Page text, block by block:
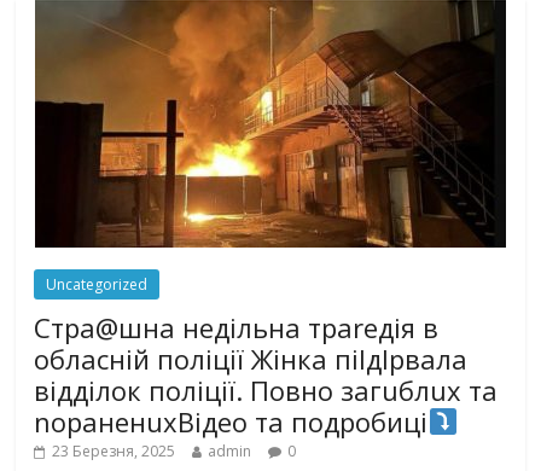
Uncategorized
Стра@шна недільна траrедія в
обласній поліції Жінка піlдlрвала
відділок поліції. Повно загuблuх та
nораненuхВідео та подробиці
23 Березня, 2025 admin 0